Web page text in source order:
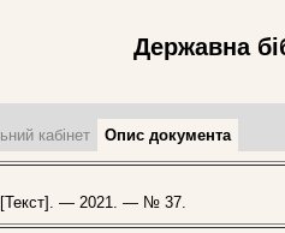
Державна
кабінет Опис документа
[Текст]. — 2021. — № 37.